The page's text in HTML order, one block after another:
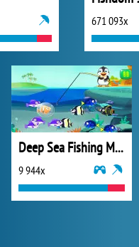
671 093x
Deep Sea Fishing Mania
9 944x